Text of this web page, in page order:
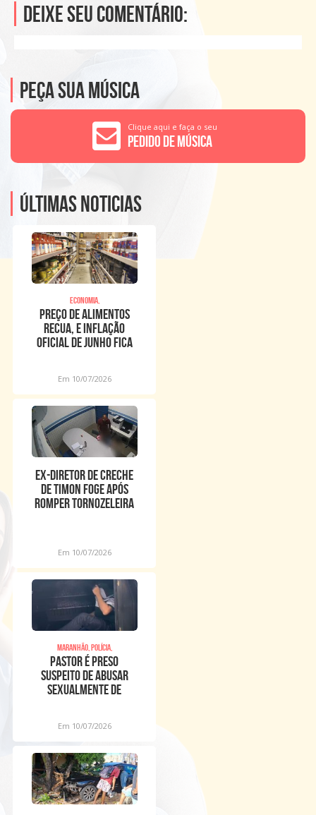
Deixe seu comentário:
Peça sua música
Clique aqui e faça o seu
Pedido de Música
Últimas noticias
Economia,
Preço de alimentos
recua, e inflação
oficial de junho fica
Em 10/07/2026
Ex-diretor de creche
de Timon foge após
romper tornozeleira
Em 10/07/2026
Maranhão, Polícia,
Pastor é preso
suspeito de abusar
sexualmente de
Em 10/07/2026